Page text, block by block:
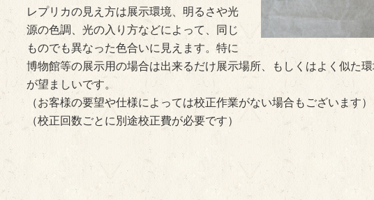
レプリカの見え方は展示環境、明るさや光
源の色調、光の入り方などによって、同じ
ものでも異なった色合いに見えます。特に
博物館等の展示用の場合は出来るだけ展示場所、もしくはよく似た
が望ましいです。
（お客様の要望や仕様によっては校正作業がない場合もございます）
（校正回数ごとに別途校正費が必要です）